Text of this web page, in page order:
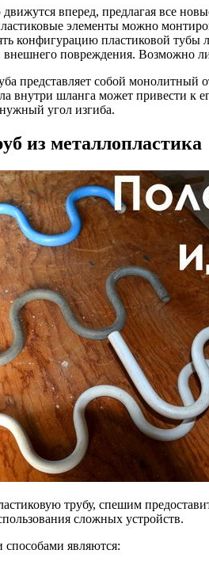
вперед, предлагая все
элементы можно
конфигурацию пластиковой
внешнего повреждения. Возможно
представляет собой
внутри шланга может привести к
угол изгиба.
из металлопластика
трубу, спешим
сложных устройств.
являются: